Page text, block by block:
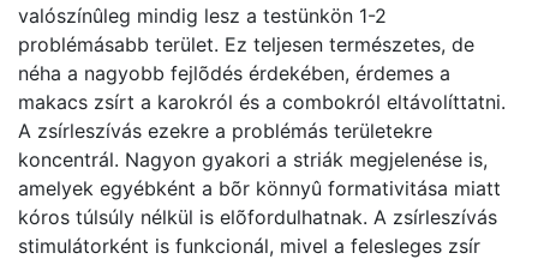
valószínûleg mindig lesz a testünkön 1-2
problémásabb terület. Ez teljesen természetes, de
néha a nagyobb fejlõdés érdekében, érdemes a
makacs zsírt a karokról és a combokról eltávolíttatni.
A zsírleszívás ezekre a problémás területekre
koncentrál. Nagyon gyakori a striák megjelenése is,
amelyek egyébként a bõr könnyû formativitása miatt
kóros túlsúly nélkül is elõfordulhatnak. A zsírleszívás
stimulátorként is funkcionál, mivel a felesleges zsír